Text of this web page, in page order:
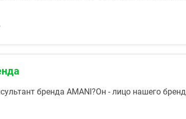
бренда AMANI?Он - лицо нашего